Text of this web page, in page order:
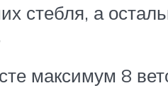
стебля, а
максимум 8